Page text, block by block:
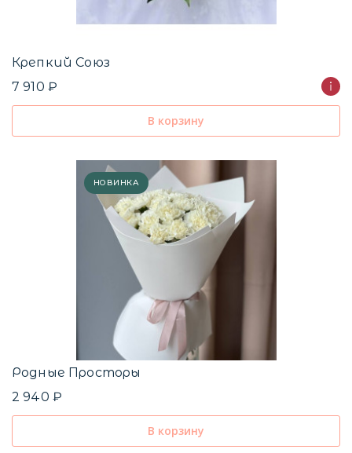
Крепкий Союз
7 910 ₽
В корзину
НОВИНКА
Родные Просторы
2 940 ₽
В корзину